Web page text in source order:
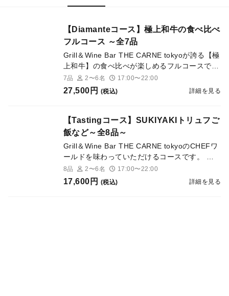
【Diamanteコース】極上和牛の食べ比べ
フルコース ～全7品
Grill＆Wine Bar THE CARNE tokyoが誇る【極
上和牛】の食べ比べが楽しめるフルコースで
す。 産地直送のお野菜を使ったバーニャカウ
ダから始まり、和牛そして馬肉のカルパッチ
わい尽くす大人のLOUNGE】のお料理とソム
リエがオススエする、シャンパンやワインとの
7品 2〜6名 17:00〜22:00
27,500円 (税込) 詳細を見る
【Tastingコース】SUKIYAKIトリュフご
飯など～全8品～
Grill＆Wine Bar THE CARNE tokyoのCHEFワ
ールドを味わっていただけるコースです。 産
地直送のお野菜を使ったバーニャカウダから始
まり、和牛のカルパッチョ、 極上和牛の食べ
8品 2〜6名 17:00〜22:00
17,600円 (税込) 詳細を見る